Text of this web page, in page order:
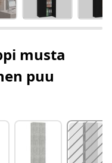
musta
puu